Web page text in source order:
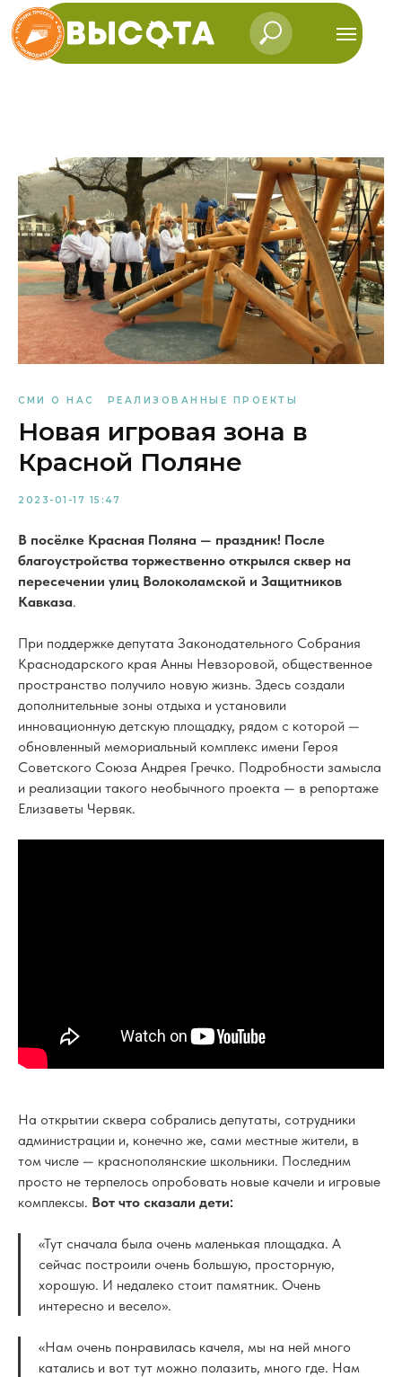
СМИ О НАС РЕАЛИЗОВАННЫЕ ПРОЕКТЫ
Новая игровая зона в
Красной Поляне
2023-01-17 15:47
В посёлке Красная Поляна — праздник! После
благоустройства торжественно открылся сквер на
пересечении улиц Волоколамской и Защитников
Кавказа.
При поддержке депутата Законодательного Собрания
Краснодарского края Анны Невзоровой, общественное
пространство получило новую жизнь. Здесь создали
дополнительные зоны отдыха и установили
инновационную детскую площадку, рядом с которой —
обновленный мемориальный комплекс имени Героя
Советского Союза Андрея Гречко. Подробности замысла
и реализации такого необычного проекта — в репортаже
Елизаветы Червяк.
На открытии сквера собрались депутаты, сотрудники
администрации и, конечно же, сами местные жители, в
том числе — краснополянские школьники. Последним
просто не терпелось опробовать новые качели и игровые
комплексы. Вот что сказали дети:
«Тут сначала была очень маленькая площадка. А
сейчас построили очень большую, просторную,
хорошую. И недалеко стоит памятник. Очень
интересно и весело».
«Нам очень понравилась качеля, мы на ней много
катались и вот тут можно полазить, много где. Нам